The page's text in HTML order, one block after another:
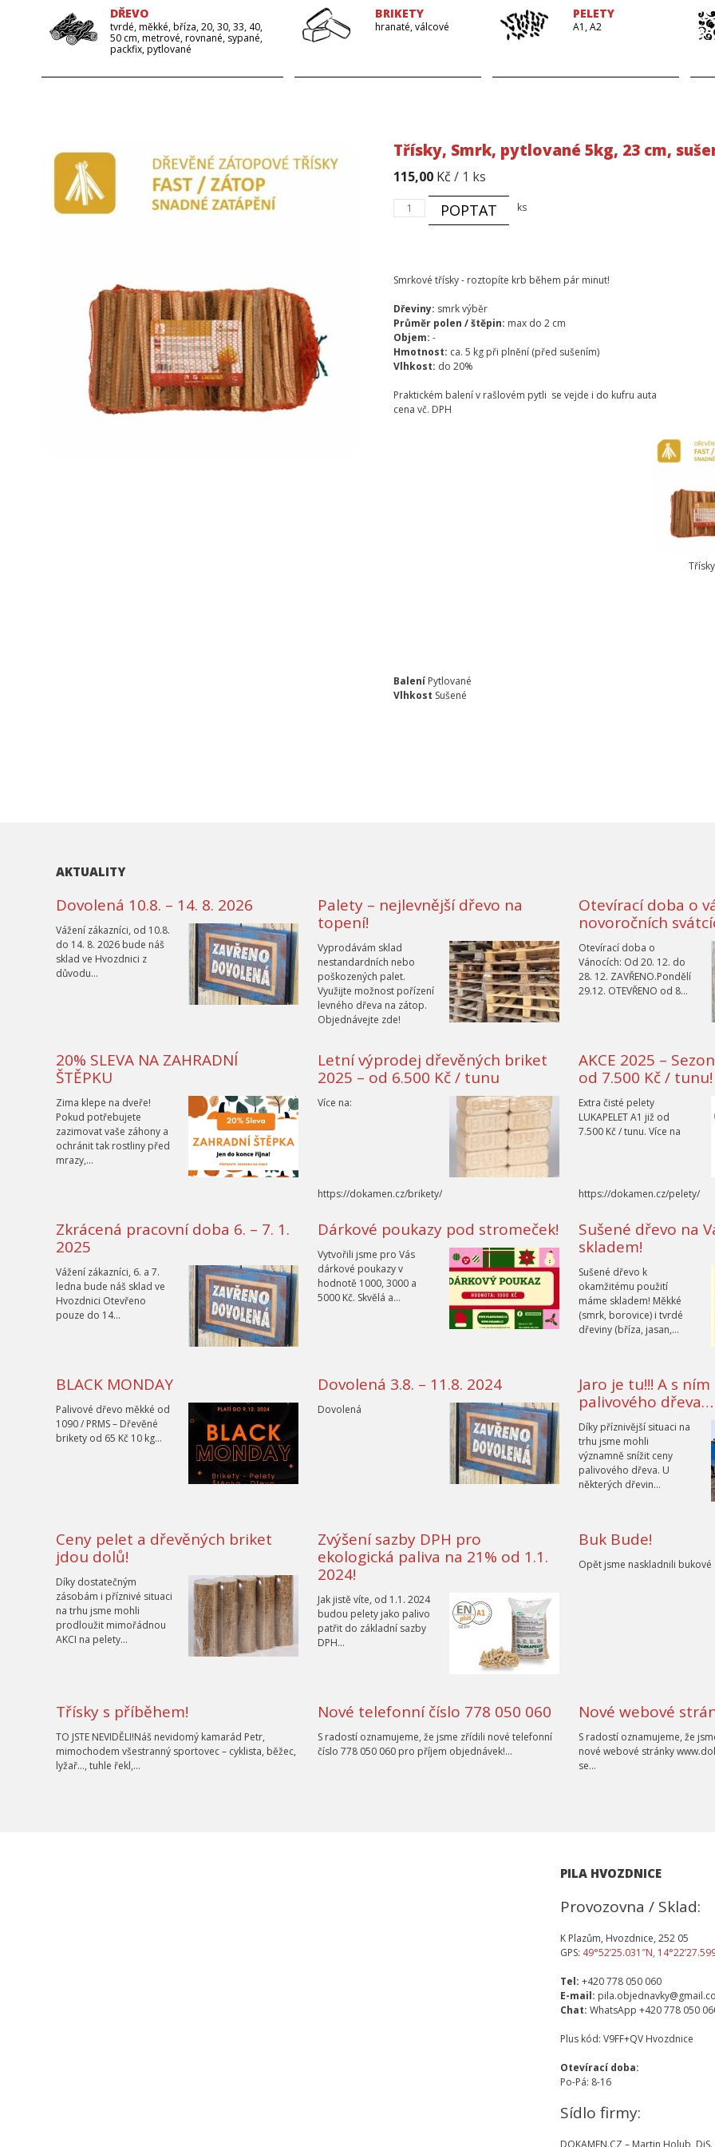
DŘEVO
tvrdé, měkké, bříza, 20, 30, 33, 40,
50 cm, metrové, rovnané, sypané,
packfix, pytlované
BRIKETY
hranaté, válcové
PELETY
A1, A2
Třísky, Smrk, pytlované 5kg, 23 cm,
115,00 Kč / 1 ks
Třísky,
Smrk,
cm,
množství
ks
POPTAT
Smrkové třísky - roztopíte krb během pár minut!
Dřeviny: smrk výběr
Průměr polen / štěpin: max do 2 cm
Objem: -
Hmotnost: ca. 5 kg při plnění (před sušením)
Vlhkost: do 20%
Praktickém balení v rašlovém pytli se vejde i do kufru auta
cena vč. DPH
Balení Pytlované
Vlhkost Sušené
AKTUALITY
Dovolená 10.8. – 14. 8. 2026
Vážení zákazníci, od 10.8.
do 14. 8. 2026 bude náš
sklad ve Hvozdnici z
důvodu…
Palety – nejlevnější dřevo na
topení!
Vyprodávám sklad
nestandardních nebo
poškozených palet.
Využijte možnost pořízení
levného dřeva na zátop.
Objednávejte zde!
Otevírací doba o
novoročních
Otevírací doba o
Vánocích: Od 20. 12. do
28. 12. ZAVŘENO.Pondělí
29.12. OTEVŘENO od 8…
20% SLEVA NA ZAHRADNÍ
ŠTĚPKU
Zima klepe na dveře!
Pokud potřebujete
zazimovat vaše záhony a
ochránit tak rostliny před
mrazy,…
Letní výprodej dřevěných briket
2025 – od 6.500 Kč / tunu
Více na:
https://dokamen.cz/brikety/
AKCE 2025 –
od 7.500 Kč / tunu!
Extra čisté pelety
LUKAPELET A1 již od
7.500 Kč / tunu. Více na
https://dokamen.cz/pelety/
Zkrácená pracovní doba 6. – 7. 1.
2025
Vážení zákazníci, 6. a 7.
ledna bude náš sklad ve
Hvozdnici Otevřeno
pouze do 14…
Dárkové poukazy pod stromeček!
Vytvořili jsme pro Vás
dárkové poukazy v
hodnotě 1000, 3000 a
5000 Kč. Skvělá a…
Sušené dřevo na
skladem!
Sušené dřevo k
okamžitému použití
máme skladem! Měkké
(smrk, borovice) i tvrdé
dřeviny (bříza, jasan,…
BLACK MONDAY
Palivové dřevo měkké od
1090 / PRMS – Dřevěné
brikety od 65 Kč 10 kg…
Dovolená 3.8. – 11.8. 2024
Dovolená
Jaro je tu!!! A s
palivového dřeva…
Díky příznivější situaci na
trhu jsme mohli
významně snížit ceny
palivového dřeva. U
některých dřevin…
Ceny pelet a dřevěných briket
jdou dolů!
Díky dostatečným
zásobám i příznivé situaci
na trhu jsme mohli
prodloužit mimořádnou
AKCI na pelety…
Zvýšení sazby DPH pro
ekologická paliva na 21% od 1.1.
2024!
Jak jistě víte, od 1.1. 2024
budou pelety jako palivo
patřit do základní sazby
DPH…
Buk Bude!
Opět jsme naskladnili
Třísky s příběhem!
TO JSTE NEVIDĚLI!Náš nevidomý kamarád Petr,
mimochodem všestranný sportovec – cyklista, běžec,
lyžař…, tuhle řekl,…
Nové telefonní číslo 778 050 060
S radostí oznamujeme, že jsme zřídili nové telefonní
číslo 778 050 060 pro příjem objednávek!…
Nové webové
S radostí oznamujeme, že
nové webové stránky
se…
PILA HVOZDNICE
Provozovna / Sklad:
K Plazům, Hvozdnice, 252 05
GPS: 49°52’25.031″N,
Tel: +420 778 050 060
E-mail:
Chat: WhatsApp +420 778 050
Plus kód: V9FF+QV Hvozdnice
Otevírací doba:
Po-Pá: 8-16
Sídlo firmy:
DOKAMEN.CZ – Martin Holub, DiS.